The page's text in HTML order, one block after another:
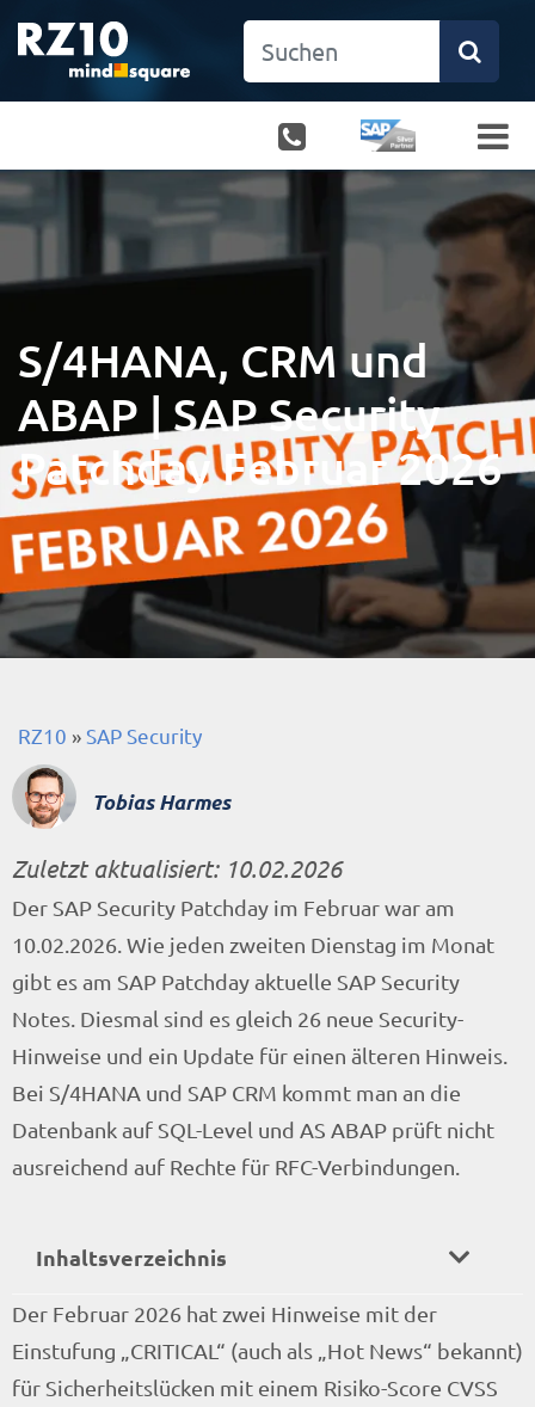
S/4HANA, CRM und
ABAP | SAP Security
Patchday Februar 2026
RZ10 » SAP Security
Tobias Harmes
Zuletzt aktualisiert: 10.02.2026
Der SAP Security Patchday im Februar war am
10.02.2026. Wie jeden zweiten Dienstag im Monat
gibt es am SAP Patchday aktuelle SAP Security
Notes. Diesmal sind es gleich 26 neue Security-
Hinweise und ein Update für einen älteren Hinweis.
Bei S/4HANA und SAP CRM kommt man an die
Datenbank auf SQL-Level und AS ABAP prüft nicht
ausreichend auf Rechte für RFC-Verbindungen.
Inhaltsverzeichnis
Der Februar 2026 hat zwei Hinweise mit der
Einstufung „CRITICAL“ (auch als „Hot News“ bekannt)
für Sicherheitslücken mit einem Risiko-Score CVSS